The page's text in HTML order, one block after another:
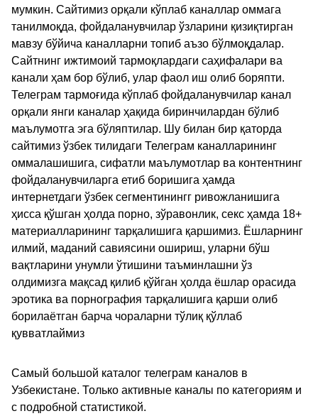
мумкин. Сайтимиз орқали кўплаб каналлар оммага
танилмоқда, фойдаланувчилар ўзларини қизиқтирган
мавзу бўйича каналларни топиб аъзо бўлмоқдалар.
Сайтнинг ижтимоий тармоқлардаги саҳифалари ва
канали ҳам бор бўлиб, улар фаол иш олиб боряпти.
Телеграм тармоғида кўплаб фойдаланувчилар канал
орқали янги каналар ҳақида биринчилардан бўлиб
маълумотга эга бўляптилар. Шу билан бир қаторда
сайтимиз ўзбек тилидаги Телеграм каналларининг
оммалашишига, сифатли маълумотлар ва контентнинг
фойдаланувчиларга етиб боришига ҳамда
интернетдаги ўзбек сегментинингг ривожланишига
ҳисса қўшган ҳолда порно, зўравонлик, секс ҳамда 18+
материалларининг тарқалишига қаршимиз. Ёшларнинг
илмий, маданий савиясини ошириш, уларни бўш
вақтларини унумли ўтишини таъминлашни ўз
олдимизга мақсад қилиб қўйган ҳолда ёшлар орасида
эротика ва порнография тарқалишига қарши олиб
борилаётган барча чораларни тўлиқ қўллаб
қувватлаймиз
Самый большой каталог телеграм каналов в
Узбекистане. Только активные каналы по категориям и
с подробной статистикой.